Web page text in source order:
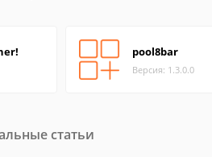
pool8bar
Версия: 1.3.0.0
статьи